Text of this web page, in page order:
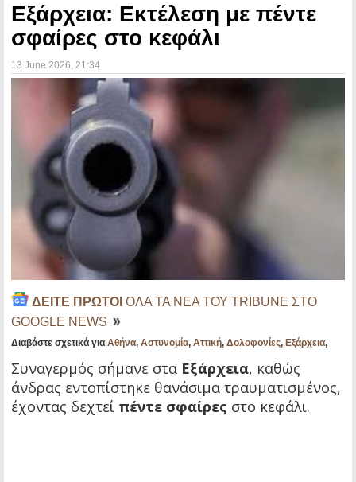
Εξάρχεια: Εκτέλεση με πέντε
σφαίρες στο κεφάλι
13 June 2026 , 21:34
ΔΕΙΤΕ ΠΡΩΤΟΙ ΟΛΑ ΤΑ ΝΕΑ ΤΟΥ TRIBUNE ΣΤΟ
GOOGLE NEWS
Διαβάστε σχετικά για Αθήνα, Αστυνομία, Αττική, Δολοφονίες, Εξάρχεια,
Συναγερμός σήμανε στα Εξάρχεια, καθώς
άνδρας εντοπίστηκε θανάσιμα τραυματισμένος,
έχοντας δεχτεί πέντε σφαίρες στο κεφάλι.